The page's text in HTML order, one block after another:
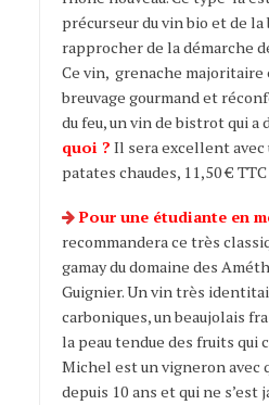
précurseur du vin bio et de la
rapprocher de la démarche
Ce vin, grenache majoritaire
breuvage gourmand et
du feu, un vin de bistrot qui a
quoi ? Il sera excellent avec
patates chaudes, 11,50 €
Pour une étudiante en
recommandera ce très
gamay du domaine des
Guignier. Un vin très
carboniques, un beaujolais
la peau tendue des fruits qui
Michel est un vigneron avec
depuis 10 ans et qui ne s’est